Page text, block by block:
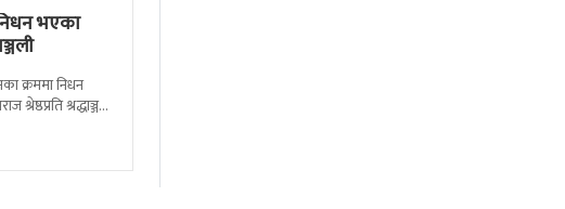
भएका
क्रममा निधन
श्रद्धाञ्जली